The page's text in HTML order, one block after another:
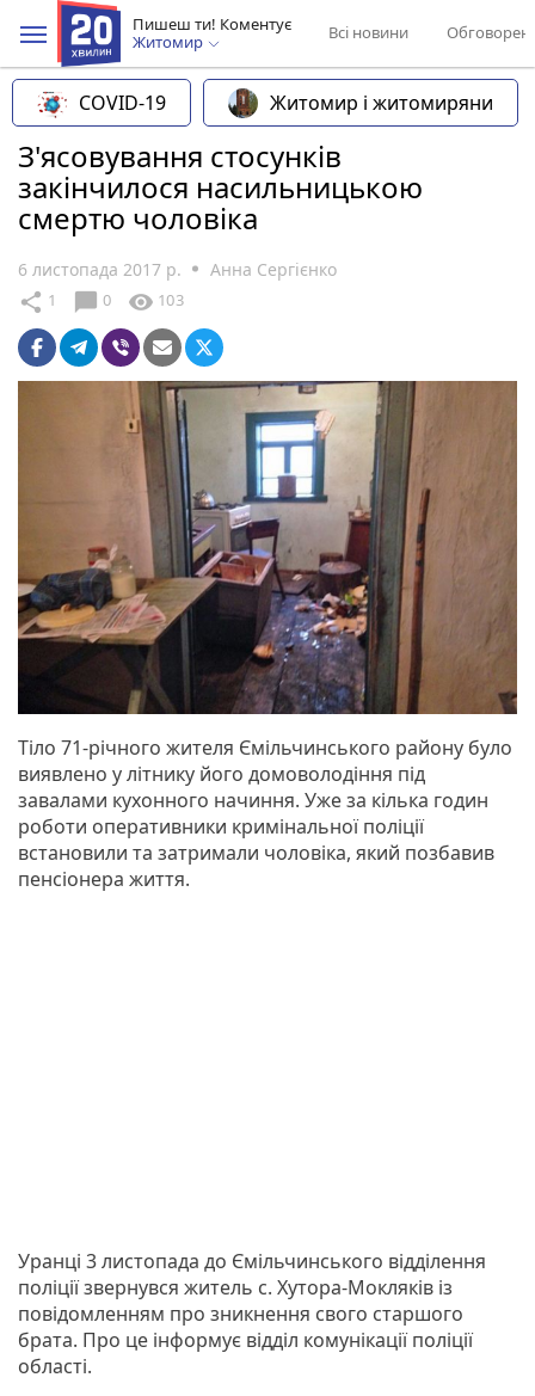
Пишеш ти! Коментує
Житомир
Всі новини
COVID-19 Житомир і житомиряни
З'ясовування стосунків
закінчилося насильницькою
смертю чоловіка
6 листопада 2017 р. Анна Сергієнко
share 1 chat_bubble 0 visibility 103
Тіло 71-річного жителя Ємільчинського району було
виявлено у літнику його домоволодіння під
завалами кухонного начиння. Уже за кілька годин
роботи оперативники кримінальної поліції
встановили та затримали чоловіка, який позбавив
пенсіонера життя.
Уранці 3 листопада до Ємільчинського відділення
поліції звернувся житель с. Хутора-Мокляків із
повідомленням про зникнення свого старшого
брата. Про це інформує відділ комунікації поліції
області.